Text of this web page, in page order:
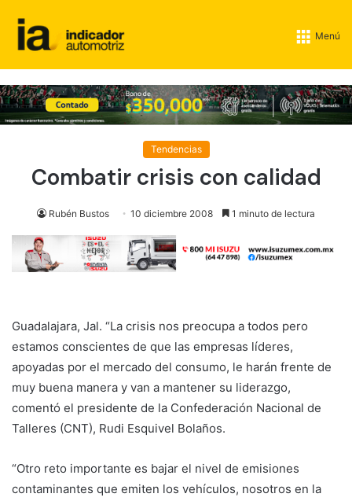
Menú
Tendencias
Combatir crisis con calidad
Rubén Bustos 10 diciembre 2008 1 minuto de lectura
Guadalajara, Jal. “La crisis nos preocupa a todos pero
estamos conscientes de que las empresas líderes,
apoyadas por el mercado del consumo, le harán frente de
muy buena manera y van a mantener su liderazgo,
comentó el presidente de la Confederación Nacional de
Talleres (CNT), Rudi Esquivel Bolaños.
“Otro reto importante es bajar el nivel de emisiones
contaminantes que emiten los vehículos, nosotros en la